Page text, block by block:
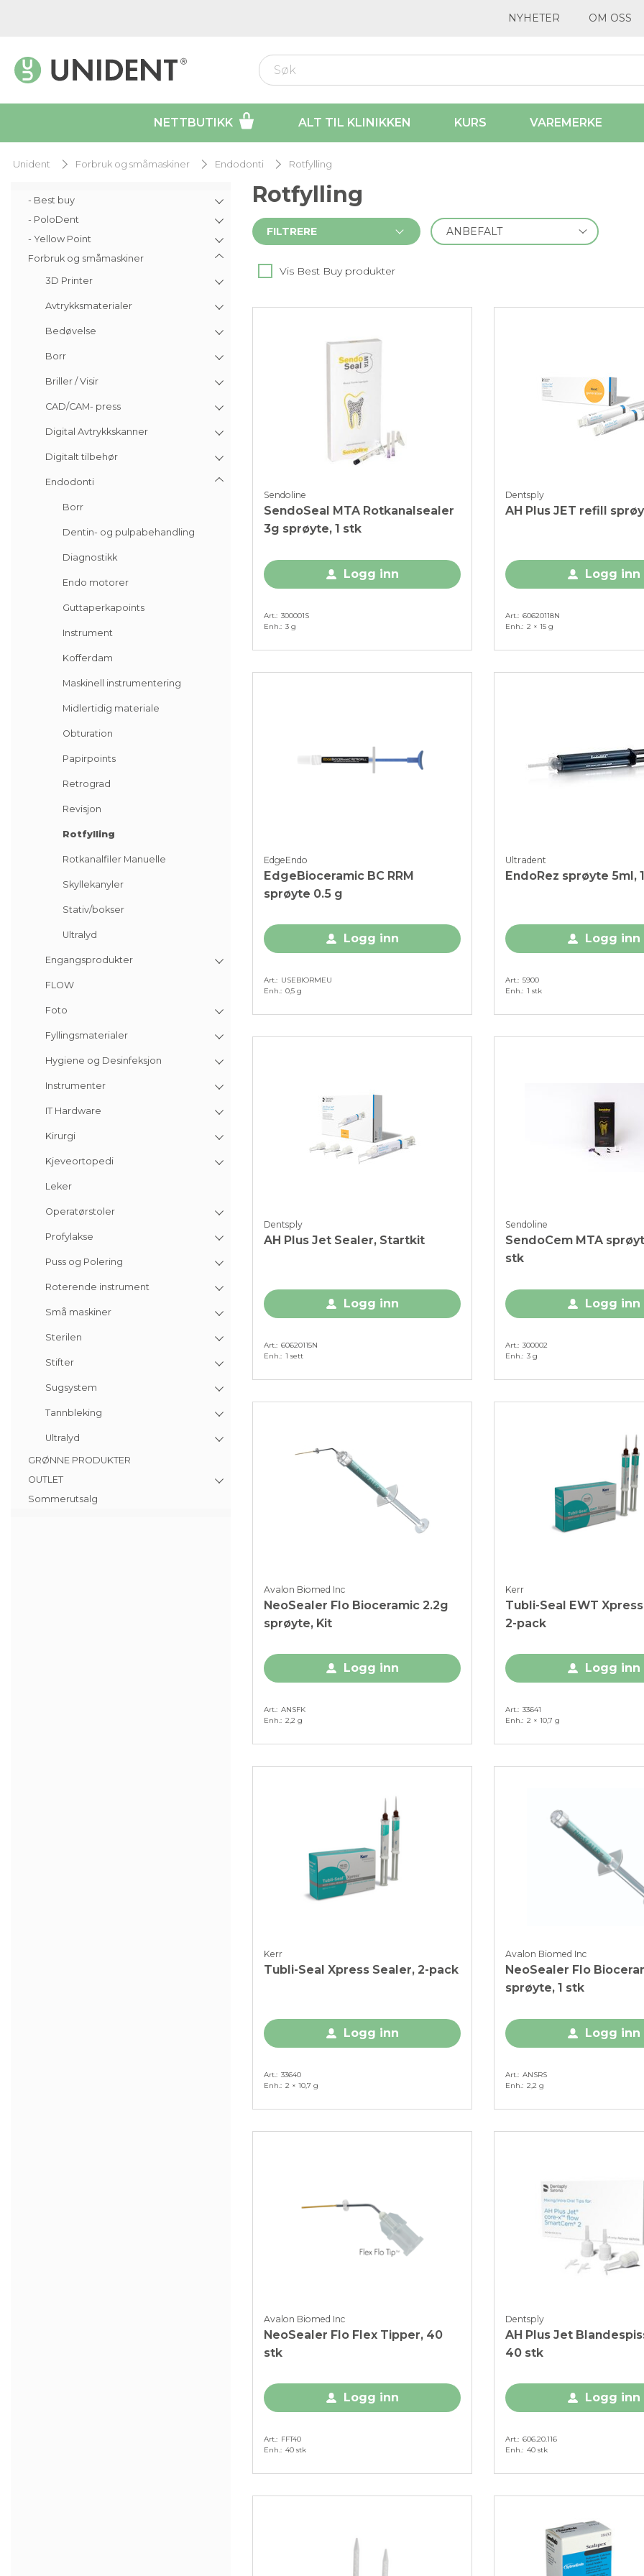
NYHETER OM OSS
NETTBUTIKK ALT TIL KLINIKKEN KURS VAREMERKE
Unident Forbruk og småmaskiner Endodonti Rotfylling
- Best buy
- PoloDent
- Yellow Point
Forbruk og småmaskiner
3D Printer
Avtrykksmaterialer
Bedøvelse
Borr
Briller / Visir
CAD/CAM- press
Digital Avtrykkskanner
Digitalt tilbehør
Endodonti
Borr
Dentin- og pulpabehandling
Diagnostikk
Endo motorer
Guttaperkapoints
Instrument
Kofferdam
Maskinell instrumentering
Midlertidig materiale
Obturation
Papirpoints
Retrograd
Revisjon
Rotfylling
Rotkanalfiler Manuelle
Skyllekanyler
Stativ/bokser
Ultralyd
Engangsprodukter
FLOW
Foto
Fyllingsmaterialer
Hygiene og Desinfeksjon
Instrumenter
IT Hardware
Kirurgi
Kjeveortopedi
Leker
Operatørstoler
Profylakse
Puss og Polering
Roterende instrument
Små maskiner
Sterilen
Stifter
Sugsystem
Tannbleking
Ultralyd
GRØNNE PRODUKTER
OUTLET
Sommerutsalg
Rotfylling
FILTRERE
Vis Best Buy produkter
Sendoline
SendoSeal MTA Rotkanalsealer
3g sprøyte, 1 stk
Logg inn
Art. 300001S
Enh. 3 g
Dentsply
AH Plus JET refill
Logg inn
Art. 60620118N
Enh. 2 × 15 g
EdgeEndo
EdgeBioceramic BC RRM
sprøyte 0.5 g
Logg inn
Art.
USEBIORMEU
Enh. 0,5 g
Ultradent
EndoRez sprøyte 5ml,
Logg inn
Art. 5900
Enh. 1 stk
Dentsply
AH Plus Jet Sealer, Startkit
Logg inn
Art. 60620115N
Enh. 1 sett
Sendoline
SendoCem MTA
stk
Logg inn
Art. 300002
Enh. 3 g
Avalon Biomed Inc
NeoSealer Flo Bioceramic 2.2g
sprøyte, Kit
Logg inn
Art. ANSFK
Enh. 2,2 g
Kerr
Tubli-Seal EWT
2-pack
Logg inn
Art. 33641
Enh. 2 × 10,7 g
Kerr
Tubli-Seal Xpress Sealer, 2-pack
Logg inn
Art. 33640
Enh. 2 × 10,7 g
Avalon Biomed Inc
NeoSealer Flo
sprøyte, 1 stk
Logg inn
Art. ANSRS
Enh. 2,2 g
Avalon Biomed Inc
NeoSealer Flo Flex Tipper, 40
stk
Logg inn
Art.
FFT40
Enh. 40 stk
Dentsply
AH Plus Jet
40 stk
Logg inn
Art. 606.20.116
Enh. 40 stk